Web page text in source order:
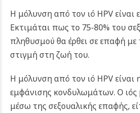
Η μόλυνση από τον ιό HPV είναι
Εκτιμάται πως το 75-80% του
πληθυσμού θα έρθει σε επαφή με
στιγμή στη ζωή του.
Η μόλυνση από τον ιό HPV είναι
εμφάνισης κονδυλωμάτων. Ο ιός
μέσω της σεξουαλικής επαφής,